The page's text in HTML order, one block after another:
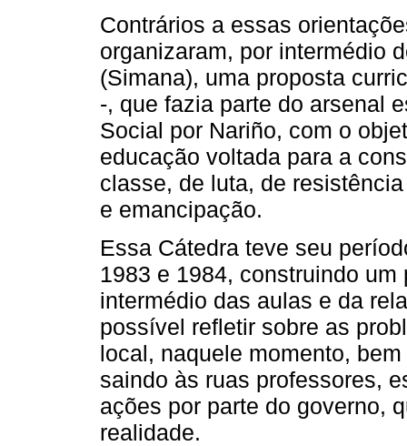
Contrários a essas
organizaram, por intermédio
(Simana), uma proposta
-, que fazia parte do arsenal
Social por Nariño, com o
educação voltada para a
classe, de luta, de
e emancipação.
Essa Cátedra teve seu
1983 e 1984, construindo
intermédio das aulas e da
possível refletir sobre as
local, naquele momento,
saindo às ruas professores,
ações por parte do governo,
realidade.